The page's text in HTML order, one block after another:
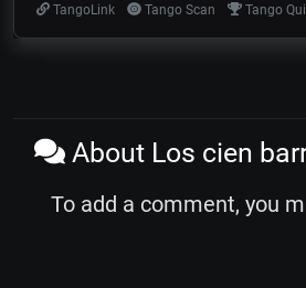
TangoLink
Tango Scan Tango
About Los cien
To add a comment, you